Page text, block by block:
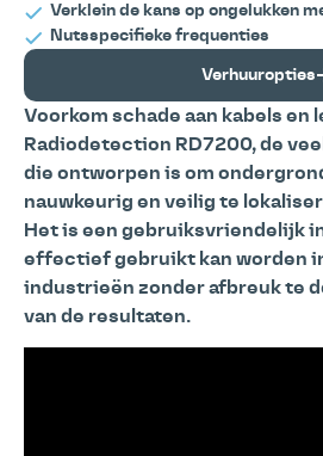
Voorkom schade aan kabels en
Radiodetection RD7200, de
die ontworpen is om
nauwkeurig en veilig te
Het is een gebruiksvriendelijk
effectief gebruikt kan worden
industrieën zonder afbreuk te
van de resultaten.
Verklein de kans op ongelukken
Nutsspecifieke frequenties
Verhuuropties